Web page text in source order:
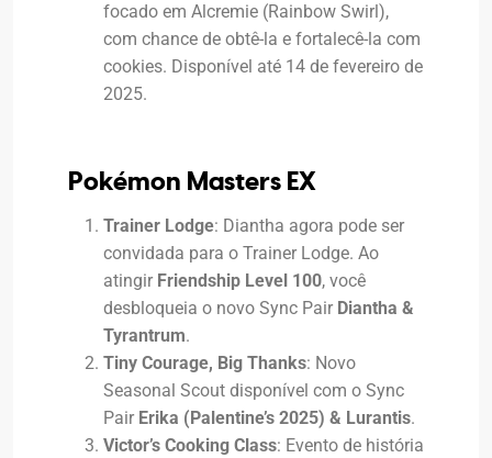
focado em Alcremie (Rainbow Swirl),
com chance de obtê-la e fortalecê-la com
cookies. Disponível até 14 de fevereiro de
2025.
Pokémon Masters EX
Trainer Lodge: Diantha agora pode ser
convidada para o Trainer Lodge. Ao
atingir Friendship Level 100, você
desbloqueia o novo Sync Pair Diantha &
Tyrantrum.
Tiny Courage, Big Thanks: Novo
Seasonal Scout disponível com o Sync
Pair Erika (Palentine’s 2025) & Lurantis.
Victor’s Cooking Class: Evento de história